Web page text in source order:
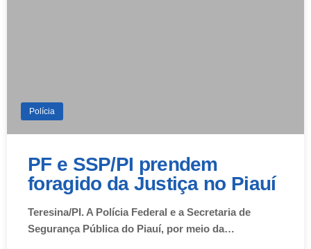
Polícia
PF e SSP/PI prendem
foragido da Justiça no Piauí
Teresina/PI. A Polícia Federal e a Secretaria de
Segurança Pública do Piauí, por meio da…